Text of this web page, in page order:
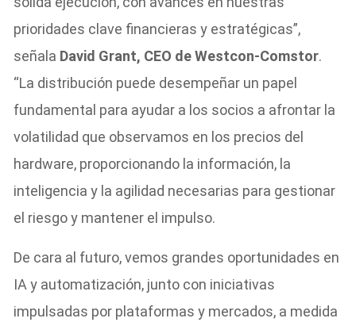
prioridades clave financieras y estratégicas”,
señala David Grant, CEO de Westcon-Comstor.
“La distribución puede desempeñar un papel
fundamental para ayudar a los socios a afrontar la
volatilidad que observamos en los precios del
hardware, proporcionando la información, la
inteligencia y la agilidad necesarias para gestionar
el riesgo y mantener el impulso.
De cara al futuro, vemos grandes oportunidades en
IA y automatización, junto con iniciativas
impulsadas por plataformas y mercados, a medida